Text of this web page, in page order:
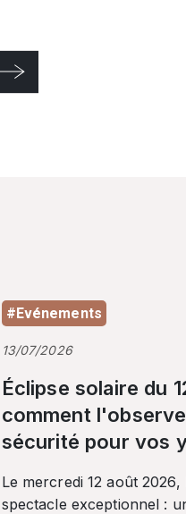
#Evénements
13/07/2026
Éclipse solaire du
comment
sécurité pour vos
Le mercredi 12 août
spectacle exceptionnel :